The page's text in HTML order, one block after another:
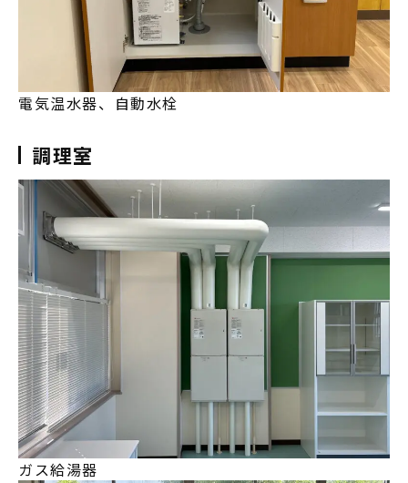
電気温水器、自動水栓
調理室
ガス給湯器